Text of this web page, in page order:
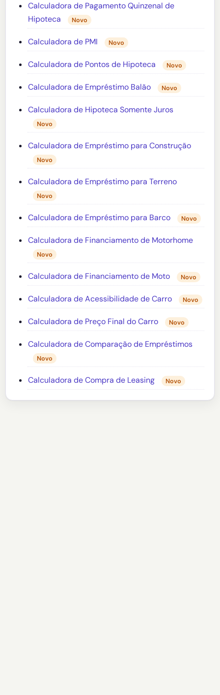
Calculadora de Pagamento Quinzenal de
Hipoteca
Novo
Calculadora de PMI Novo
Calculadora de Pontos de Hipoteca Novo
Calculadora de Empréstimo Balão Novo
Calculadora de Hipoteca Somente Juros
Novo
Calculadora de Empréstimo para Construção
Novo
Calculadora de Empréstimo para Terreno
Novo
Calculadora de Empréstimo para Barco Novo
Calculadora de Financiamento de Motorhome
Novo
Calculadora de Financiamento de Moto Novo
Calculadora de Acessibilidade de Carro Novo
Calculadora de Preço Final do Carro Novo
Calculadora de Comparação de Empréstimos
Novo
Calculadora de Compra de Leasing Novo